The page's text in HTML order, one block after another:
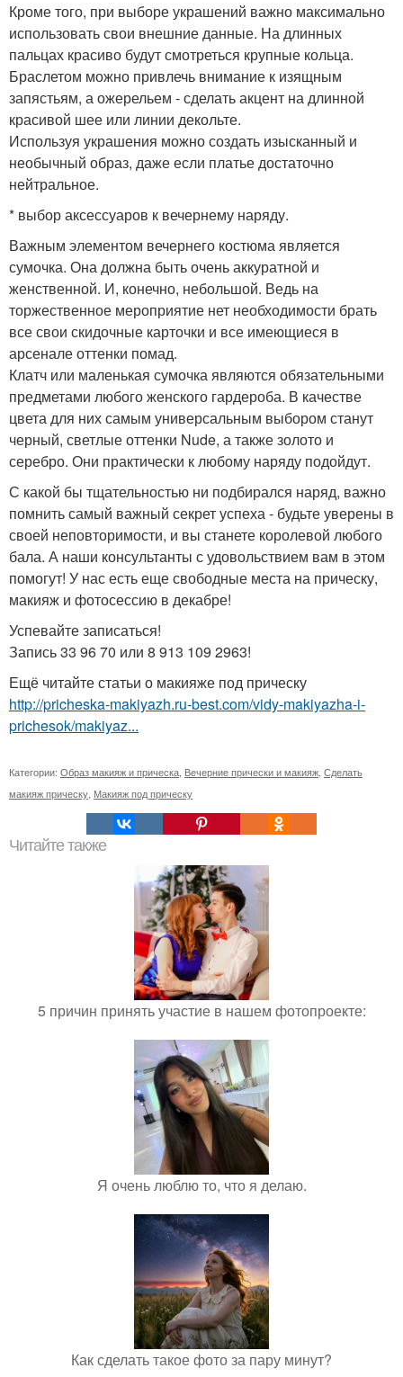
Кроме того, при выборе украшений важно максимально
использовать свои внешние данные. На длинных
пальцах красиво будут смотреться крупные кольца.
Браслетом можно привлечь внимание к изящным
запястьям, а ожерельем - сделать акцент на длинной
красивой шее или линии декольте.
Используя украшения можно создать изысканный и
необычный образ, даже если платье достаточно
нейтральное.
* выбор аксессуаров к вечернему наряду.
Важным элементом вечернего костюма является
сумочка. Она должна быть очень аккуратной и
женственной. И, конечно, небольшой. Ведь на
торжественное мероприятие нет необходимости брать
все свои скидочные карточки и все имеющиеся в
арсенале оттенки помад.
Клатч или маленькая сумочка являются обязательными
предметами любого женского гардероба. В качестве
цвета для них самым универсальным выбором станут
черный, светлые оттенки Nude, а также золото и
серебро. Они практически к любому наряду подойдут.
С какой бы тщательностью ни подбирался наряд, важно
помнить самый важный секрет успеха - будьте уверены в
своей неповторимости, и вы станете королевой любого
бала. А наши консультанты с удовольствием вам в этом
помогут! У нас есть еще свободные места на прическу,
макияж и фотосессию в декабре!
Успевайте записаться!
Запись 33 96 70 или 8 913 109 2963!
Ещё читайте статьи о макияже под прическу
http://pricheska-makiyazh.ru-best.com/vidy-makiyazha-i-
prichesok/makiyaz...
Категории: Образ макияж и прическа Вечерние прически и макияж Сделать
макияж прическу Макияж под прическу
Читайте также
5 причин принять участие в нашем фотопроекте:
Я очень люблю то, что я делаю.
Как сделать такое фото за пару минут?